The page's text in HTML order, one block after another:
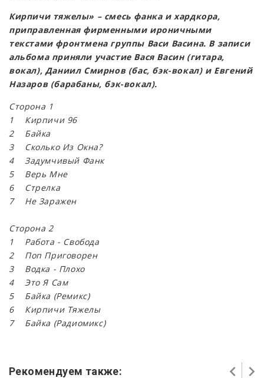
Кирпичи тяжелы» – смесь фанка и хардкора,
приправленная фирменными ироничными
текстами фронтмена группы Васи Васина. В записи
альбома приняли участие Вася Васин (гитара,
вокал), Даниил Смирнов (бас, бэк-вокал) и Евгений
Назаров (барабаны, бэк-вокал).
Сторона 1
1 Кирпичи 96
2 Байка
3 Сколько Из Окна?
4 Задумчивый Фанк
5 Верь Мне
6 Стрелка
7 Не Заражен
Сторона 2
1 Работа - Свобода
2 Поп Приговорен
3 Водка - Плохо
4 Это Я Сам
5 Байка (Ремикс)
6 Кирпичи Тяжелы
7 Байка (Радиомикс)
Рекомендуем также: